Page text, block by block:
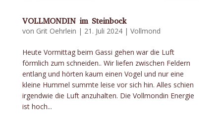
VOLLMONDIN im Steinbock
von Grit Oehrlein | 21. Juli 2024| Vollmond
Heute Vormittag beim Gassi gehen war die Luft
förmlich zum schneiden.. Wir liefen zwischen Feldern
entlang und hörten kaum einen Vogel und nur eine
kleine Hummel summte leise vor sich hin. Alles schien
irgendwie die Luft anzuhalten. Die Vollmondin Energie
ist hoch...